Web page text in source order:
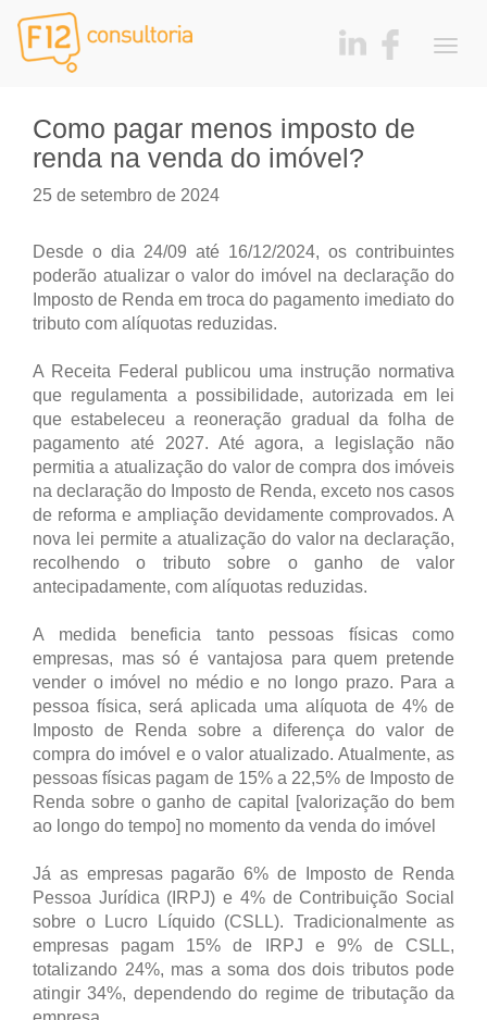
Como pagar menos imposto de
renda na venda do imóvel?
25 de setembro de 2024
Desde o dia 24/09 até 16/12/2024, os contribuintes
poderão atualizar o valor do imóvel na declaração do
Imposto de Renda em troca do pagamento imediato do
tributo com alíquotas reduzidas.
A Receita Federal publicou uma instrução normativa
que regulamenta a possibilidade, autorizada em lei
que estabeleceu a reoneração gradual da folha de
pagamento até 2027. Até agora, a legislação não
permitia a atualização do valor de compra dos imóveis
na declaração do Imposto de Renda, exceto nos casos
de reforma e ampliação devidamente comprovados. A
nova lei permite a atualização do valor na declaração,
recolhendo o tributo sobre o ganho de valor
antecipadamente, com alíquotas reduzidas.
A medida beneficia tanto pessoas físicas como
empresas, mas só é vantajosa para quem pretende
vender o imóvel no médio e no longo prazo. Para a
pessoa física, será aplicada uma alíquota de 4% de
Imposto de Renda sobre a diferença do valor de
compra do imóvel e o valor atualizado. Atualmente, as
pessoas físicas pagam de 15% a 22,5% de Imposto de
Renda sobre o ganho de capital [valorização do bem
ao longo do tempo] no momento da venda do imóvel
Já as empresas pagarão 6% de Imposto de Renda
Pessoa Jurídica (IRPJ) e 4% de Contribuição Social
sobre o Lucro Líquido (CSLL). Tradicionalmente as
empresas pagam 15% de IRPJ e 9% de CSLL,
totalizando 24%, mas a soma dos dois tributos pode
atingir 34%, dependendo do regime de tributação da